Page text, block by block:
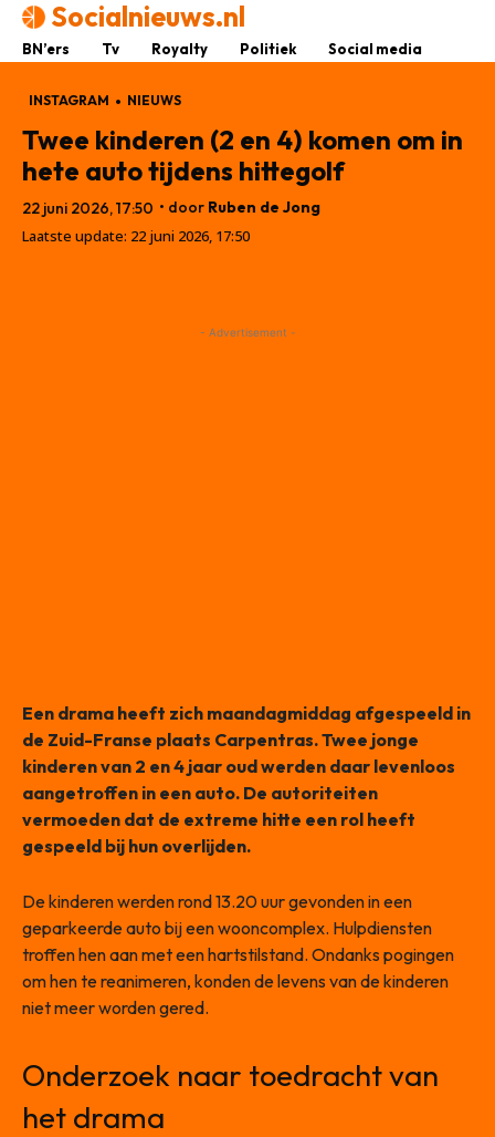
Socialnieuws.nl
BN’ers Tv Royalty Politiek Social media
INSTAGRAM NIEUWS
Twee kinderen (2 en 4) komen om in
hete auto tijdens hittegolf
22 juni 2026, 17:50 • door Ruben de Jong
Laatste update: 22 juni 2026, 17:50
- Advertisement -
Een drama heeft zich maandagmiddag afgespeeld in
de Zuid-Franse plaats Carpentras. Twee jonge
kinderen van 2 en 4 jaar oud werden daar levenloos
aangetroffen in een auto. De autoriteiten
vermoeden dat de extreme hitte een rol heeft
gespeeld bij hun overlijden.
De kinderen werden rond 13.20 uur gevonden in een
geparkeerde auto bij een wooncomplex. Hulpdiensten
troffen hen aan met een hartstilstand. Ondanks pogingen
om hen te reanimeren, konden de levens van de kinderen
niet meer worden gered.
Onderzoek naar toedracht van
het drama